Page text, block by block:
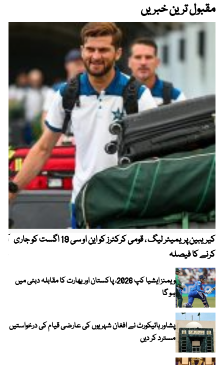
مقبول ترین خبریں
کیریبین پریمیئر لیگ ، قومی کرکٹرز کو این او سی 19 اگست کو جاری
کرنے کا فیصلہ
ویمنز ایشیا کپ 2026، پاکستان اور بھارت کا مقابلہ دبئی میں
ہو گا
پشاور ہائیکورٹ نے افغان شہریوں کی عارضی قیام کی درخواستیں
مسترد کر دیں